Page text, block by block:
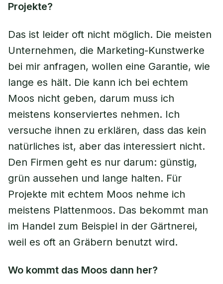
Projekte?
Das ist leider oft nicht möglich. Die meisten
Unternehmen, die Marketing-Kunstwerke
bei mir anfragen, wollen eine Garantie, wie
lange es hält. Die kann ich bei echtem
Moos nicht geben, darum muss ich
meistens konserviertes nehmen. Ich
versuche ihnen zu erklären, dass das kein
natürliches ist, aber das interessiert nicht.
Den Firmen geht es nur darum: günstig,
grün aussehen und lange halten. Für
Projekte mit echtem Moos nehme ich
meistens Plattenmoos. Das bekommt man
im Handel zum Beispiel in der Gärtnerei,
weil es oft an Gräbern benutzt wird.
Wo kommt das Moos dann her?